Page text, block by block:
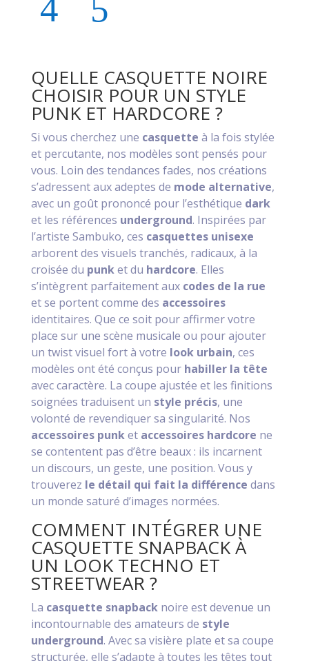
QUELLE CASQUETTE NOIRE
CHOISIR POUR UN STYLE
PUNK ET HARDCORE ?
Si vous cherchez une casquette à la fois stylée
et percutante, nos modèles sont pensés pour
vous. Loin des tendances fades, nos créations
s’adressent aux adeptes de mode alternative,
avec un goût prononcé pour l’esthétique dark
et les références underground. Inspirées par
l’artiste Sambuko, ces casquettes unisexe
arborent des visuels tranchés, radicaux, à la
croisée du punket du hardcore. Elles
s’intègrent parfaitement aux codes de la rue
et se portent comme des accessoires
identitaires. Que ce soit pour affirmer votre
place sur une scène musicale ou pour ajouter
un twist visuel fort à votre look urbain, ces
modèles ont été conçus pour habiller la tête
avec caractère. La coupe ajustée et les finitions
soignées traduisent un style précis, une
volonté de revendiquer sa singularité. Nos
accessoires punket accessoires hardcore ne
se contentent pas d’être beaux : ils incarnent
un discours, un geste, une position. Vous y
trouverez le détail qui fait la différence dans
un monde saturé d’images normées.
COMMENT INTÉGRER UNE
CASQUETTE SNAPBACK À
UN LOOK TECHNO ET
STREETWEAR ?
La casquette snapbacknoire est devenue un
incontournable des amateurs de style
underground. Avec sa visière plate et sa coupe
structurée, elle s’adapte à toutes les têtes tout